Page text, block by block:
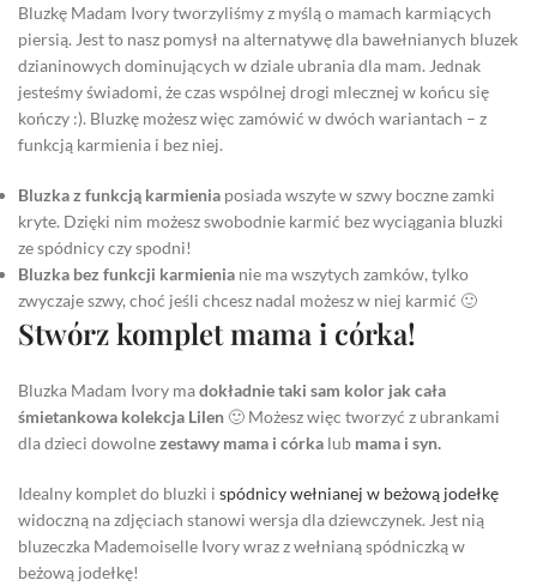
Bluzkę Madam Ivory tworzyliśmy z myślą o mamach karmiących
piersią. Jest to nasz pomysł na alternatywę dla bawełnianych bluzek
dzianinowych dominujących w dziale ubrania dla mam. Jednak
jesteśmy świadomi, że czas wspólnej drogi mlecznej w końcu się
kończy :). Bluzkę możesz więc zamówić w dwóch wariantach – z
funkcją karmienia i bez niej.
Bluzka z funkcją karmienia posiada wszyte w szwy boczne zamki
kryte. Dzięki nim możesz swobodnie karmić bez wyciągania bluzki
ze spódnicy czy spodni!
Bluzka bez funkcji karmienia nie ma wszytych zamków, tylko
zwyczaje szwy, choć jeśli chcesz nadal możesz w niej karmić 🙂
Stwórz komplet mama i córka!
Bluzka Madam Ivory madokładnie taki sam kolor jak cała
śmietankowa kolekcja Lilen 🙂 Możesz więc tworzyć z ubrankami
dla dzieci dowolnezestawy mama i córka lub mama i syn.
Idealny komplet do bluzki i spódnicy wełnianej w beżową jodełkę
widoczną na zdjęciach stanowi wersja dla dziewczynek. Jest nią
bluzeczka Mademoiselle Ivory wraz z wełnianą spódniczką w
beżową jodełkę!